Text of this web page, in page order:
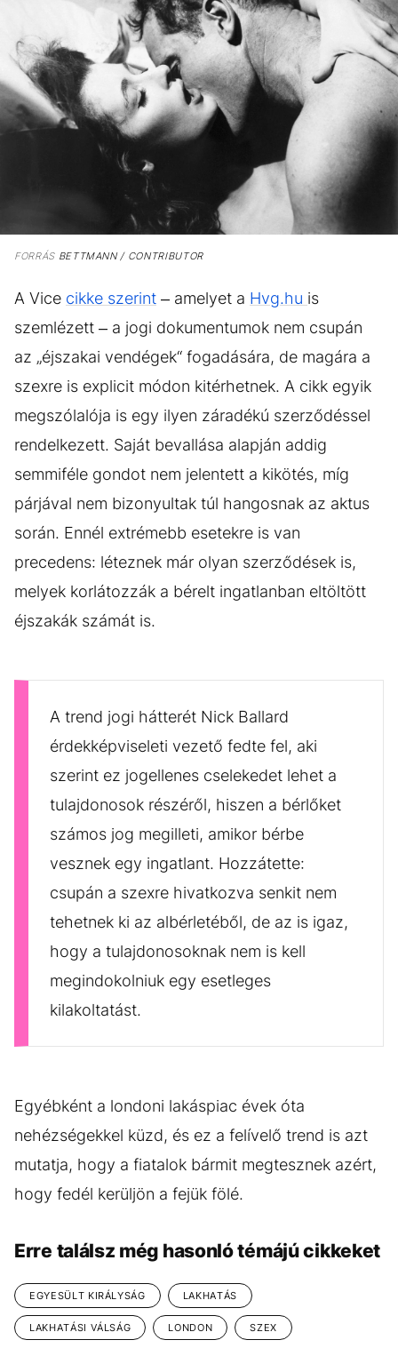
FORRÁSBETTMANN / CONTRIBUTOR
A Vice cikke szerint – amelyet a Hvg.hu is
szemlézett – a jogi dokumentumok nem csupán
az „éjszakai vendégek“ fogadására, de magára a
szexre is explicit módon kitérhetnek. A cikk egyik
megszólalója is egy ilyen záradékú szerződéssel
rendelkezett. Saját bevallása alapján addig
semmiféle gondot nem jelentett a kikötés, míg
párjával nem bizonyultak túl hangosnak az aktus
során. Ennél extrémebb esetekre is van
precedens: léteznek már olyan szerződések is,
melyek korlátozzák a bérelt ingatlanban eltöltött
éjszakák számát is.
A trend jogi hátterét Nick Ballard
érdekképviseleti vezető fedte fel, aki
szerint ez jogellenes cselekedet lehet a
tulajdonosok részéről, hiszen a bérlőket
számos jog megilleti, amikor bérbe
vesznek egy ingatlant. Hozzátette:
csupán a szexre hivatkozva senkit nem
tehetnek ki az albérletéből, de az is igaz,
hogy a tulajdonosoknak nem is kell
megindokolniuk egy esetleges
kilakoltatást.
Egyébként a londoni lakáspiac évek óta
nehézségekkel küzd, és ez a felívelő trend is azt
mutatja, hogy a fiatalok bármit megtesznek azért,
hogy fedél kerüljön a fejük fölé.
Erre találsz még hasonló témájú cikkeket
EGYESÜLT KIRÁLYSÁG LAKHATÁS
LAKHATÁSI VÁLSÁG LONDON SZEX